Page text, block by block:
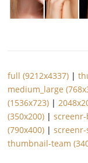
full (9212x4337) |
medium_large
(1536x723) |
(350x200) |screenr-
(790x400) |screenr-
thumbnail-team